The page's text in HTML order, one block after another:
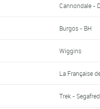
Cannondale -
Burgos - BH
Wiggins
La Française
Trek -